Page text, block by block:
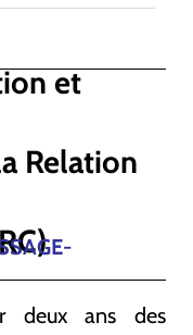
et
Relation
deux ans des